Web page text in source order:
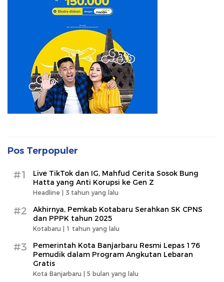
Pos Terpopuler
#1
Live TikTok dan IG, Mahfud Cerita Sosok Bung
Hatta yang Anti Korupsi ke Gen Z
Headline | 3 tahun yang lalu
#2
Akhirnya, Pemkab Kotabaru Serahkan SK CPNS
dan PPPK tahun 2025
Kotabaru | 1 tahun yang lalu
#3
Pemerintah Kota Banjarbaru Resmi Lepas 176
Pemudik dalam Program Angkutan Lebaran
Gratis
Kota Banjarbaru | 5 bulan yang lalu